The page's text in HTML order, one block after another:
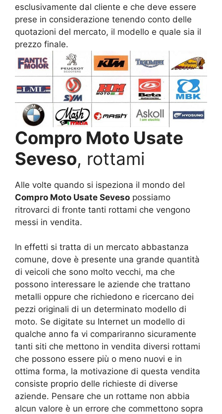
esclusivamente dal cliente e che deve essere
prese in considerazione tenendo conto delle
quotazioni del mercato, il modello e quale sia il
prezzo finale.
Compro Moto Usate
Seveso, rottami
Alle volte quando si ispeziona il mondo del
Compro Moto Usate Seveso possiamo
ritrovarci di fronte tanti rottami che vengono
messi in vendita.
In effetti si tratta di un mercato abbastanza
comune, dove è presente una grande quantità
di veicoli che sono molto vecchi, ma che
possono interessare le aziende che trattano
metalli oppure che richiedono e ricercano dei
pezzi originali di un determinato modello di
moto. Se digitate su Internet un modello di
qualche anno fa vi compariranno sicuramente
tanti siti che mettono in vendita diversi rottami
che possono essere più o meno nuovi e in
ottima forma, la motivazione di questa vendita
consiste proprio delle richieste di diverse
aziende. Pensare che un rottame non abbia
alcun valore è un errore che commettono sopra